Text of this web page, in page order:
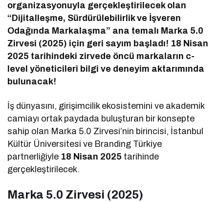
organizasyonuyla gerçekleştirilecek olan
“Dijitalleşme, Sürdürülebilirlik ve İşveren
Odağında Markalaşma” ana temalı Marka 5.0
Zirvesi (2025) için geri sayım başladı! 18 Nisan
2025 tarihindeki zirvede öncü markaların c-
level yöneticileri bilgi ve deneyim aktarımında
bulunacak!
İş dünyasını, girişimcilik ekosistemini ve akademik
camiayı ortak paydada buluşturan bir konsepte
sahip olan Marka 5.0 Zirvesi’nin birincisi, İstanbul
Kültür Üniversitesi ve Branding Türkiye
partnerliğiyle 18 Nisan 2025 tarihinde
gerçekleştirilecek.
Marka 5.0 Zirvesi (2025)